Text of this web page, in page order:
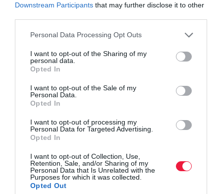
Downstream Participants that may further disclose it to other
Please note that this website/app uses one or more Google
not limited to your visit or usage behaviour. You may click to
grant or deny consent to Google and its third-party tags to
use your data for below specified purposes in below Google
consent section.
Personal Data Processing Opt Outs
I want to opt-out of the Sharing of my
personal data.
Opted In
I want to opt-out of the Sale of my
Personal Data.
Opted In
I want to opt-out of processing my
Personal Data for Targeted Advertising.
Opted In
I want to opt-out of Collection, Use,
Retention, Sale, and/or Sharing of my
Personal Data that Is Unrelated with the
Purposes for which it was collected.
Opted Out
sírtam is. Remélem, most erősebb
az alábbi okok miatt: a piac, a
hatékonyság, a teljesítmény és a
termelékenység.
Ha te is résztvevője vagy ennek a
konferenciahívásnak, az azt jelenti,
hogy annak a szerencsétlen csoportnak